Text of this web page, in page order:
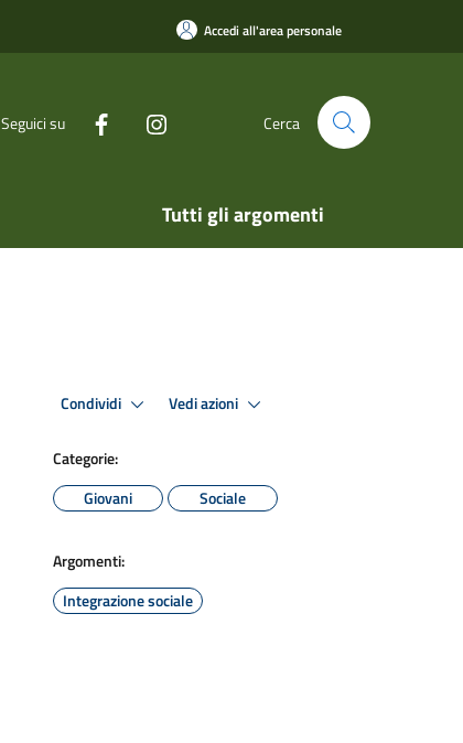
Accedi all'area personale
Seguici su Cerca
Tutti gli argomenti
Condividi Vedi azioni
Categorie:
Giovani
Sociale
Argomenti:
Integrazione sociale